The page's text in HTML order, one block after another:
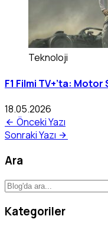
Teknoloji
F1 Filmi TV+’ta:
18.05.2026
Önceki Yazı
Sonraki Yazı
Ara
Kategoriler